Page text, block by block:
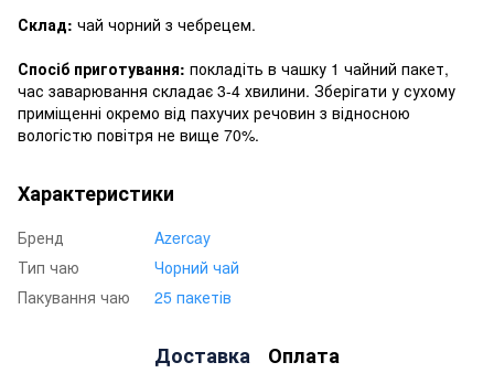
Склад: чай чорний з чебрецем.
Спосіб приготування: покладіть в чашку 1 чайний пакет,
час заварювання складає 3-4 хвилини. Зберігати у сухому
приміщенні окремо від пахучих речовин з відносною
вологістю повітря не вище 70%.
Характеристики
Бренд
Azercay
Тип чаю
Чорний чай
Пакування чаю
25 пакетів
Доставка Оплата